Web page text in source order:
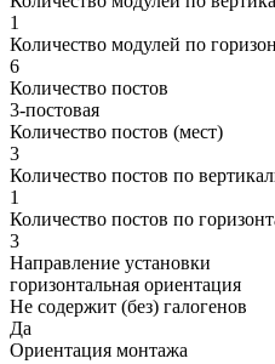
1
Количество модулей по
6
Количество постов
3-постовая
Количество постов (мест)
3
Количество постов по
1
Количество постов по
3
Направление установки
горизонтальная ориентация
Не содержит (без) галогенов
Да
Ориентация монтажа